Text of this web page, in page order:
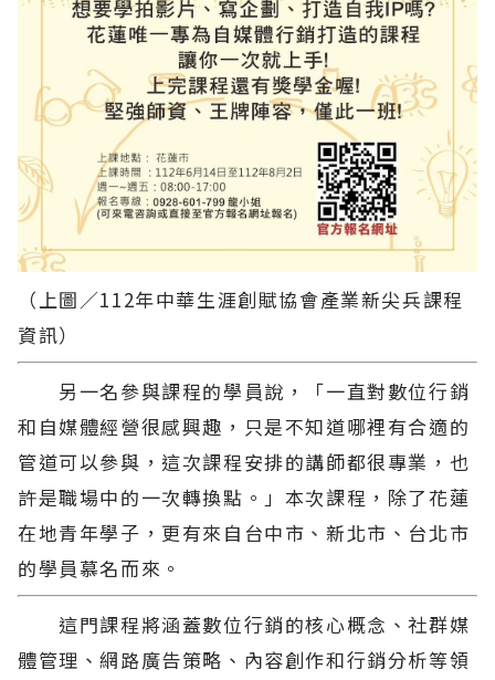
（上圖／112年中華生涯創賦協會產業新尖兵課程
資訊）
另一名參與課程的學員說，「一直對數位行銷
和自媒體經營很感興趣，只是不知道哪裡有合適的
管道可以參與，這次課程安排的講師都很專業，也
許是職場中的一次轉換點。」本次課程，除了花蓮
在地青年學子，更有來自台中市、新北市、台北市
的學員慕名而來。
這門課程將涵蓋數位行銷的核心概念、社群媒
體管理、網路廣告策略、內容創作和行銷分析等領